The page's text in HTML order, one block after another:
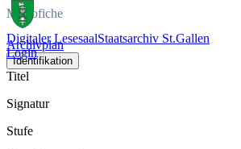
Digitaler LesesaalStaatsarchiv St.Gallen
Login
Mikrofiche
Archivplan
Identifikation
Titel
Signatur
Stufe